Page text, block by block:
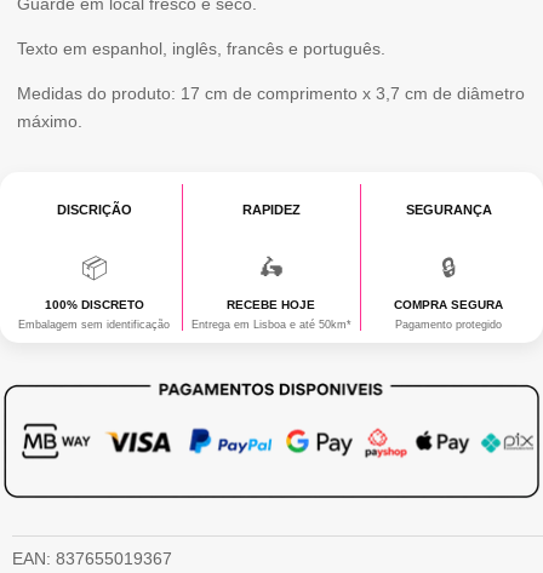
Texto em espanhol, inglês, francês e português.
Medidas do produto: 17 cm de comprimento x 3,7 cm de diâmetro
máximo.
DISCRIÇÃO
📦
100% DISCRETO
Embalagem sem identificação
RAPIDEZ
🛵
RECEBE HOJE
Entrega em Lisboa e até 50km*
SEGURANÇA
🔒
COMPRA SEGURA
Pagamento protegido
EAN: 837655019367